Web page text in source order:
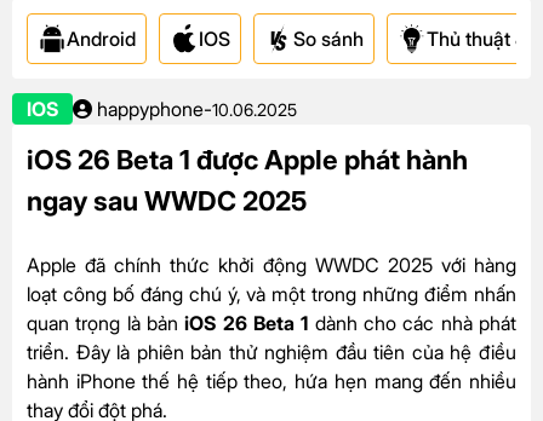
Android IOS So sánh Thủ thuật &
IOS happyphone-10.06.2025
iOS 26 Beta 1 được Apple phát hành
ngay sau WWDC 2025
Apple đã chính thức khởi động WWDC 2025 với hàng
loạt công bố đáng chú ý, và một trong những điểm nhấn
quan trọng là bảniOS 26 Beta 1 dành cho các nhà phát
triển. Đây là phiên bản thử nghiệm đầu tiên của hệ điều
hành iPhone thế hệ tiếp theo, hứa hẹn mang đến nhiều
thay đổi đột phá.